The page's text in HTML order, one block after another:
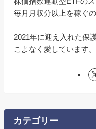
毎月月収分以上を稼ぐの
2021年に迎え入れた保
こよなく愛しています。
カテゴリー